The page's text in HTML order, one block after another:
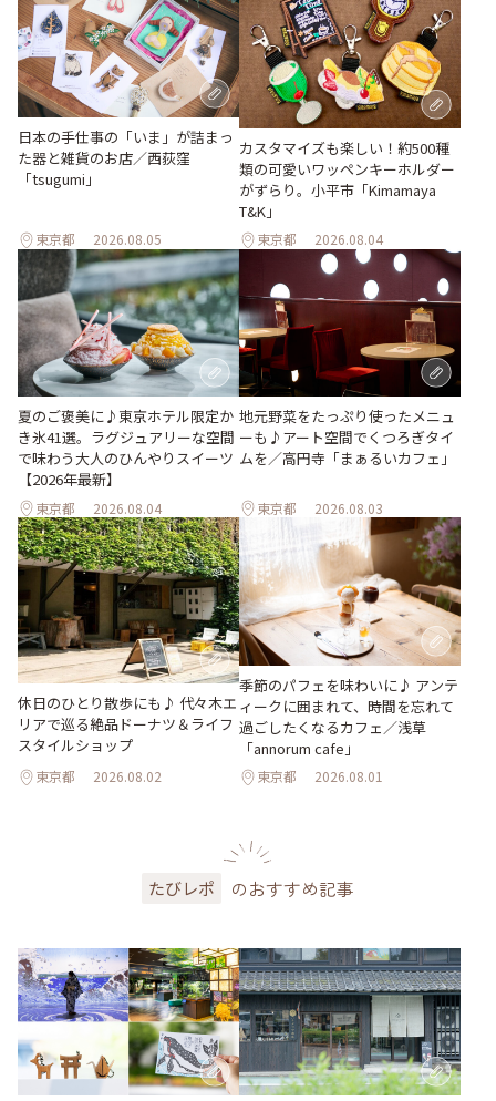
日本の手仕事の「いま」が詰まっ
た器と雑貨のお店／西荻窪
「tsugumi」
東京都 2026.08.05
カスタマイズも楽しい！約500種
類の可愛いワッペンキーホルダー
がずらり。小平市「Kimamaya
T&K」
東京都 2026.08.04
夏のご褒美に♪東京ホテル限定か
き氷41選。ラグジュアリーな空間
で味わう大人のひんやりスイーツ
【2026年最新】
東京都 2026.08.04
地元野菜をたっぷり使ったメニュ
ーも♪アート空間でくつろぎタイ
ムを／高円寺「まぁるいカフェ」
東京都 2026.08.03
休日のひとり散歩にも♪ 代々木エ
リアで巡る絶品ドーナツ＆ライフ
スタイルショップ
東京都 2026.08.02
季節のパフェを味わいに♪ アンテ
ィークに囲まれて、時間を忘れて
過ごしたくなるカフェ／浅草
「annorum cafe」
東京都 2026.08.01
たびレポ のおすすめ記事